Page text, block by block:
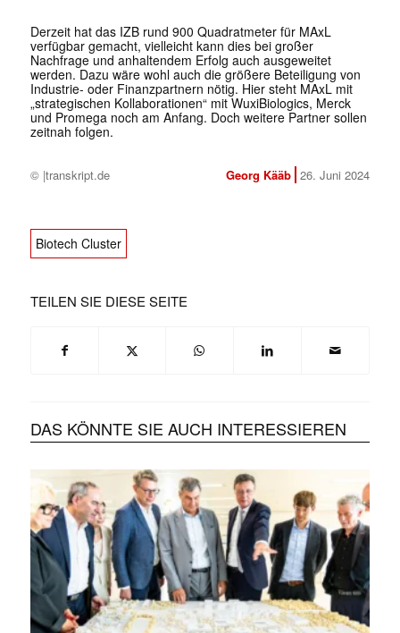
Derzeit hat das IZB rund 900 Quadratmeter für MAxL
verfügbar gemacht, vielleicht kann dies bei großer
Nachfrage und anhaltendem Erfolg auch ausgeweitet
werden. Dazu wäre wohl auch die größere Beteiligung von
Industrie- oder Finanzpartnern nötig. Hier steht MAxL mit
„strategischen Kollaborationen“ mit WuxiBiologics, Merck
und Promega noch am Anfang. Doch weitere Partner sollen
zeitnah folgen.
© |transkript.de Georg Kääb 26. Juni 2024
Biotech Cluster
TEILEN SIE DIESE SEITE
DAS KÖNNTE SIE AUCH INTERESSIEREN